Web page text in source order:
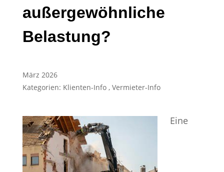
außergewöhnliche
Belastung?
März 2026
Kategorien: Klienten-Info, Vermieter-Info
Eine